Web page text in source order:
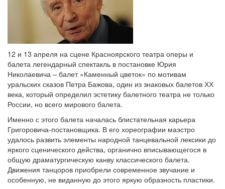
12 и 13 апреля на сцене Красноярского театра оперы и
балета легендарный спектакль в постановке Юрия
Николаевича – балет «Каменный цветок» по мотивам
уральских сказов Петра Бажова, один из знаковых балетов ХХ
века, который определил эстетику балетного театра не только
России, но всего мирового балета.
Именно с этого балета началась блистательная карьера
Григоровича-постановщика. В его хореографии маэстро
удалось развить элементы народной танцевальной лексики до
яркого сценического действа, органично вписывающегося в
общую драматургическую канву классического балета.
Движения танцоров приобрели современное звучание и
особенную, не виданную до этого яркую образность пластики.